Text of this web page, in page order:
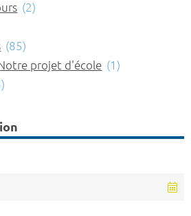
(2)
(85)
projet d'école (1)